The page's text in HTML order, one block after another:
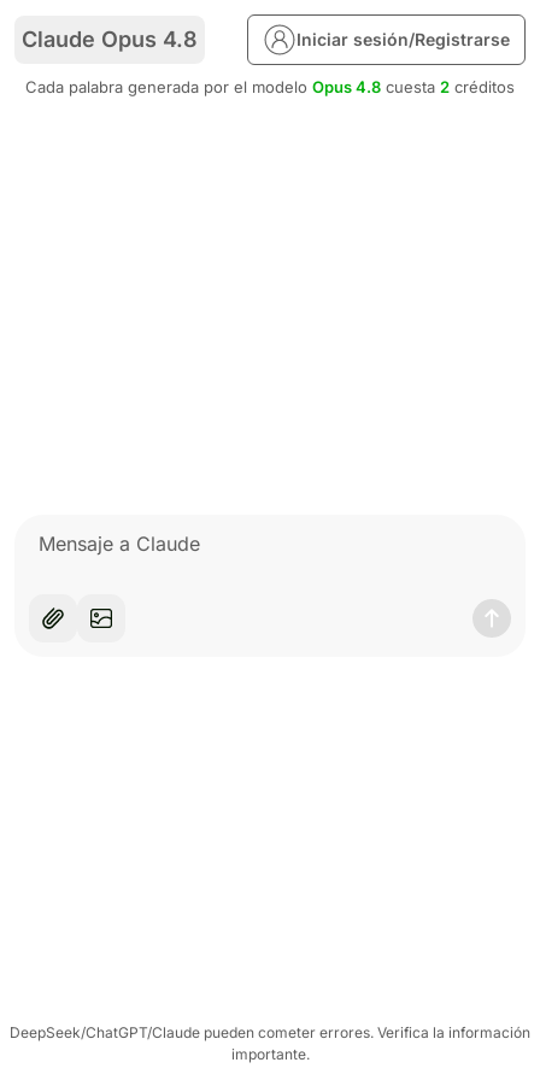
Claude Opus 4.8 Iniciar sesión/Registrarse
Cada palabra generada por el modelo Opus 4.8 cuesta 2 créditos
DeepSeek/ChatGPT/Claude pueden cometer errores. Verifica la información
importante.